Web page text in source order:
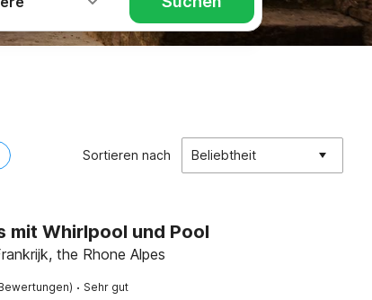
Sortieren nach Beliebtheit
mit Whirlpool und Pool
the Rhone Alpes
· Sehr gut